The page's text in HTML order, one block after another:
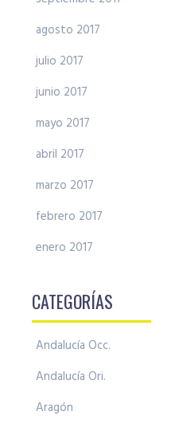
agosto 2017
julio 2017
junio 2017
mayo 2017
abril 2017
marzo 2017
febrero 2017
enero 2017
CATEGORÍAS
Andalucía Occ.
Andalucía Ori.
Aragón